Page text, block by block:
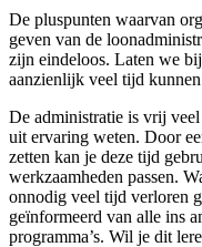
De pluspunten waarvan
geven van de
zijn eindeloos. Laten we
aanzienlijk veel tijd
De administratie is vrij
uit ervaring weten. Door
zetten kan je deze tijd
werkzaamheden passen.
onnodig veel tijd verloren
geïnformeerd van alle ins
programma’s. Wil je dit